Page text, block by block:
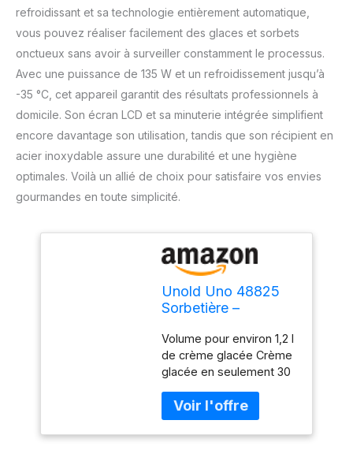
refroidissant et sa technologie entièrement automatique,
vous pouvez réaliser facilement des glaces et sorbets
onctueux sans avoir à surveiller constamment le processus.
Avec une puissance de 135 W et un refroidissement jusqu’à
-35 °C, cet appareil garantit des résultats professionnels à
domicile. Son écran LCD et sa minuterie intégrée simplifient
encore davantage son utilisation, tandis que son récipient en
acier inoxydable assure une durabilité et une hygiène
optimales. Voilà un allié de choix pour satisfaire vos envies
gourmandes en toute simplicité.
Unold Uno 48825
Sorbetière –
refroidissant,
entièrement
automatique, 135 W,
refroidissement à
-35 °C, écran LCD,
récipient en acier
inoxydable,
Volume pour environ 1,2 l
de crème glacée Crème
glacée en seulement 30
ingrédients pré-refroidis
Convient également pour
les créations glacées